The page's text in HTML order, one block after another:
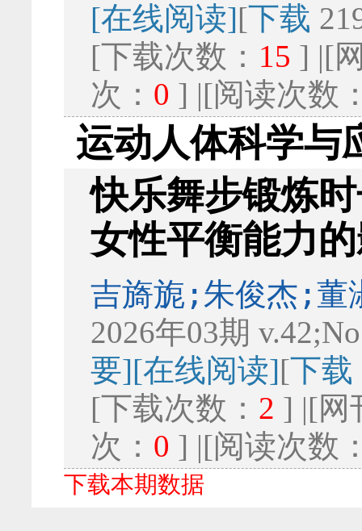
[在线阅读][下载
[下载次数： 15 ] |[
次： 0 ] |[阅读次数
运动人体科学与
快乐舞步锻炼
女性平衡能力
吉旖旎;朱俊杰;董
2026年03期
要][在线阅读][下载
[下载次数： 2 ] |[网
次： 0 ] |[阅读次数
下载本期数据